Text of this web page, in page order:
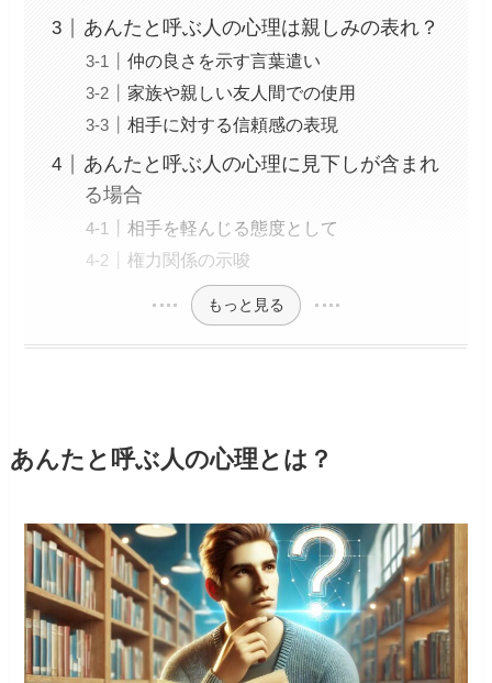
あんたと呼ぶ人の心理は親しみの表れ？
仲の良さを示す言葉遣い
家族や親しい友人間での使用
相手に対する信頼感の表現
あんたと呼ぶ人の心理に見下しが含まれ
る場合
相手を軽んじる態度として
権力関係の示唆
もっと見る
あんたと呼ぶ人の心理とは？